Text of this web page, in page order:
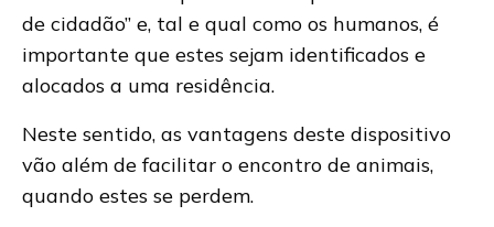
de cidadão” e, tal e qual como os humanos, é
importante que estes sejam identificados e
alocados a uma residência.
Neste sentido, as vantagens deste dispositivo
vão além de facilitar o encontro de animais,
quando estes se perdem.